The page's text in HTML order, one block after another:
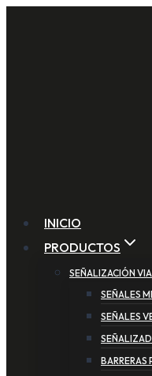
INICIO
PRODUCTOS
SEÑALIZACIÓN
SEÑALES
SEÑALES
BARRERAS